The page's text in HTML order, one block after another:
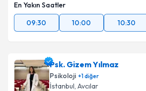
En Yakın Saatler
09:30
10:00 10:30
Psk. Gizem Yılmaz
Psikoloji +1diğer
İstanbul, Avcılar